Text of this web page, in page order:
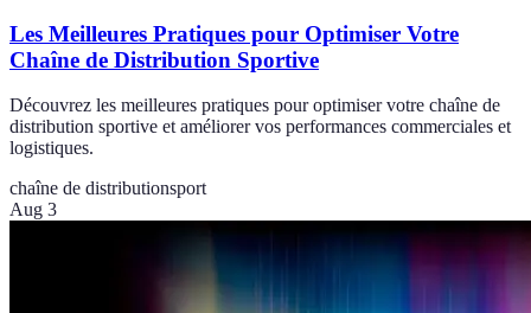
Les Meilleures Pratiques pour Optimiser Votre
Chaîne de Distribution Sportive
Découvrez les meilleures pratiques pour optimiser votre chaîne de
distribution sportive et améliorer vos performances commerciales et
logistiques.
chaîne de distributionsport
Aug 3